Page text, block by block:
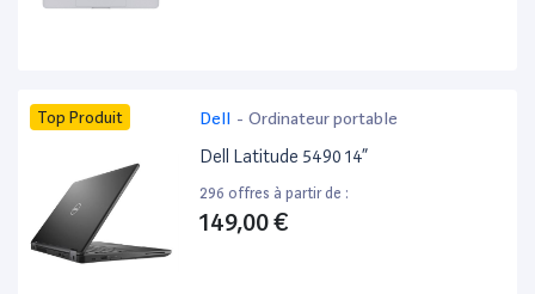
Top Produit Dell - Ordinateur portable
Dell Latitude 5490 14”
296 offres à partir de :
149,00 €